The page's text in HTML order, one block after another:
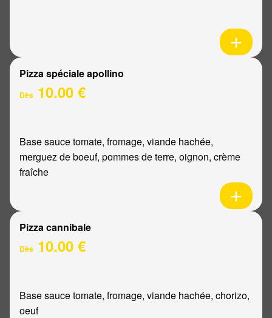
Pizza spéciale apollino
Dès 10.00 €
Base sauce tomate, fromage, viande hachée,
merguez de boeuf, pommes de terre, oignon, crème
fraîche
Pizza cannibale
Dès 10.00 €
Base sauce tomate, fromage, viande hachée, chorizo,
oeuf